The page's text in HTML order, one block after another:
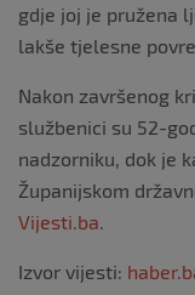
gdje joj je pružena
lakše tjelesne
Nakon završenog
službenici su 52-
nadzorniku, dok je
Županijskom
Vijesti.ba.
Izvor vijesti: